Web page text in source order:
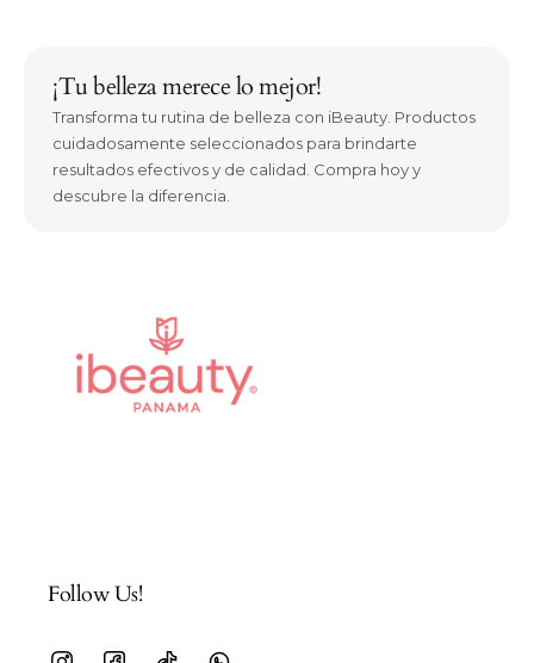
¡Tu belleza merece lo mejor!
Transforma tu rutina de belleza con iBeauty. Productos
cuidadosamente seleccionados para brindarte
resultados efectivos y de calidad. Compra hoy y
descubre la diferencia.
Follow Us!